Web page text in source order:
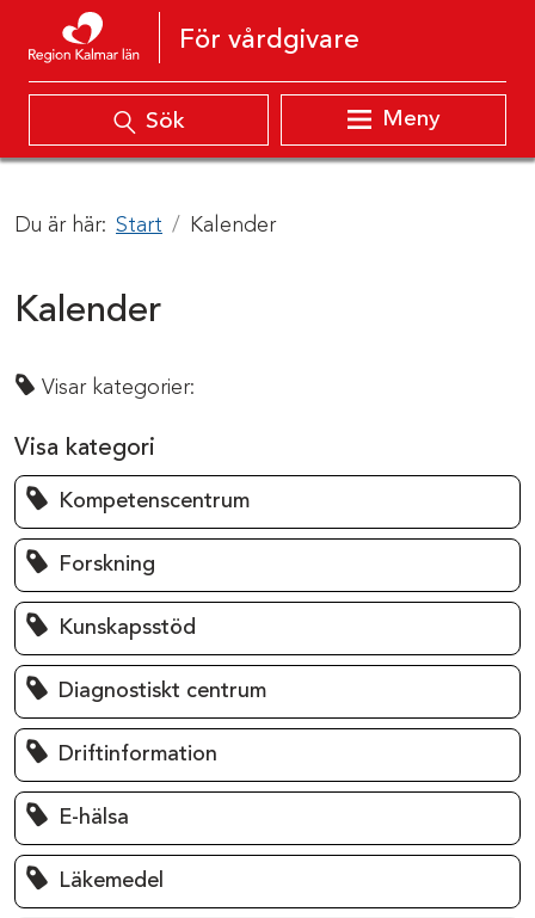
Hoppa till innehåll
För vårdgivare
Sök Meny
Du är här: Start Kalender
Kalender
Visar kategorier:
Visa kategori
Kompetenscentrum
Forskning
Kunskapsstöd
Diagnostiskt centrum
Driftinformation
E-hälsa
Läkemedel